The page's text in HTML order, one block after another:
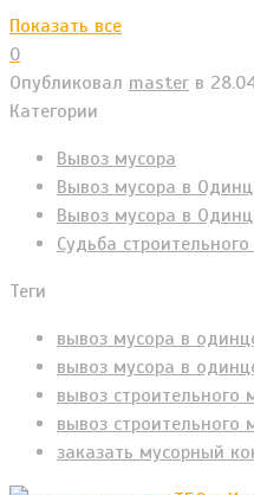
Показать все
0
Опубликовал master в
Категории
Вывоз мусора
Вывоз мусора в
Вывоз мусора в
Судьба
Теги
вывоз мусора в
вывоз мусора в
вывоз строительного
вывоз
заказать мусорный